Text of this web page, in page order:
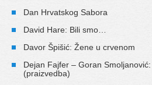
Dan Hrvatskog Sabora
David Hare: Bili smo…
Davor Špišić: Žene u crvenom
Dejan Fajfer – Goran
(praizvedba)